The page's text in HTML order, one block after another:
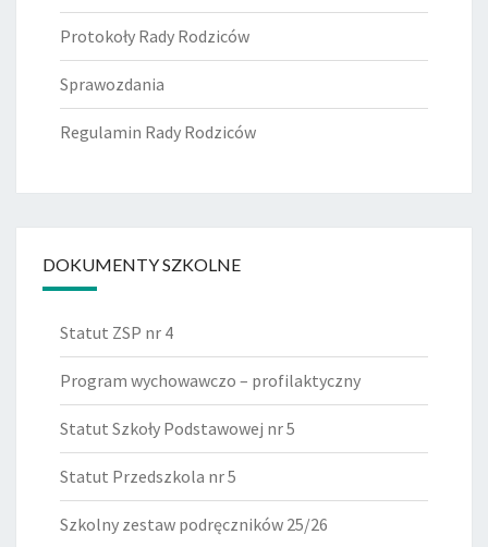
Protokoły Rady Rodziców
Sprawozdania
Regulamin Rady Rodziców
DOKUMENTY SZKOLNE
Statut ZSP nr 4
Program wychowawczo – profilaktyczny
Statut Szkoły Podstawowej nr 5
Statut Przedszkola nr 5
Szkolny zestaw podręczników 25/26